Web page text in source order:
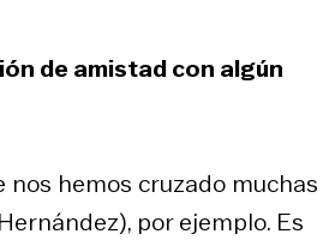
de amistad con algún
nos hemos cruzado muchas
por ejemplo. Es